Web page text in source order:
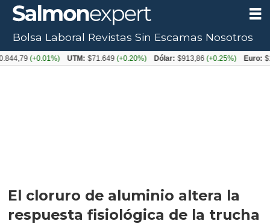
El cloruro de aluminio altera la
respuesta fisiológica de la trucha
Bolsa Laboral Revistas Sin Escamas Nosotros
(+0.01%) UTM: $71.649(+0.20%) Dólar: $913,86(+0.25%) Euro: